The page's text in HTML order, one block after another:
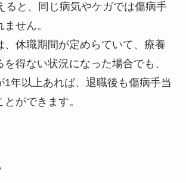
ると、同じ病気やケガでは傷病手
せん。
、休職期間が定めらていて、療養
得ない状況になった場合でも、
1年以上あれば、退職後も傷病手当
ができます。